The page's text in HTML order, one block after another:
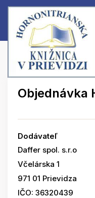
Hlavná stránka O knižnici
Objednávky
Objednávka
Dodávateľ
Daffer spol. s.r.o
Včelárska 1
971 01 Prievidza
IČO: 36320439